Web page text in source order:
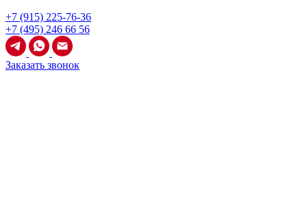
+7 (915) 225-76-36
+7 (495) 246 66 56
Заказать звонок